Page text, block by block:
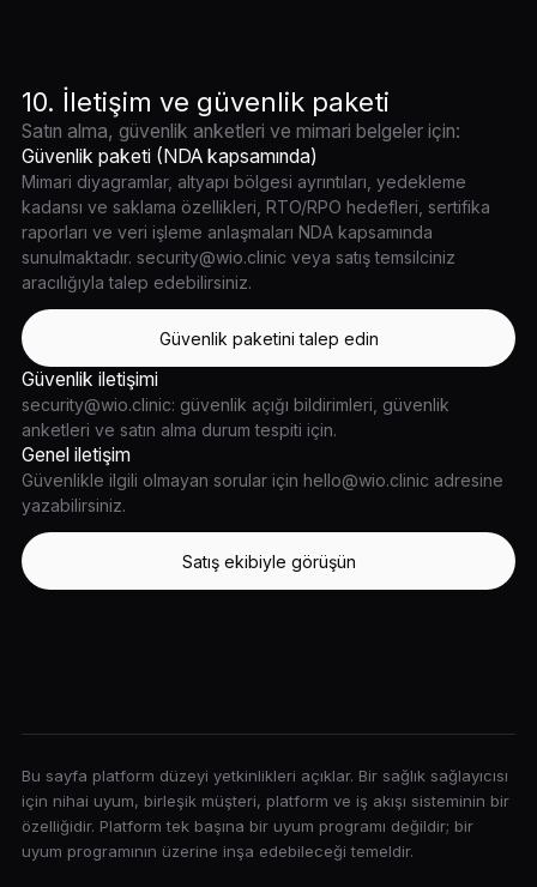
10. İletişim ve güvenlik paketi
Satın alma, güvenlik anketleri ve mimari belgeler için:
Güvenlik paketi (NDA kapsamında)
Mimari diyagramlar, altyapı bölgesi ayrıntıları, yedekleme
kadansı ve saklama özellikleri, RTO/RPO hedefleri, sertifika
raporları ve veri işleme anlaşmaları NDA kapsamında
sunulmaktadır. security@wio.clinic veya satış temsilciniz
aracılığıyla talep edebilirsiniz.
Güvenlik paketini talep edin
Güvenlik iletişimi
security@wio.clinic: güvenlik açığı bildirimleri, güvenlik
anketleri ve satın alma durum tespiti için.
Genel iletişim
Güvenlikle ilgili olmayan sorular için hello@wio.clinic adresine
yazabilirsiniz.
Satış ekibiyle görüşün
Bu sayfa platform düzeyi yetkinlikleri açıklar. Bir sağlık sağlayıcısı
için nihai uyum, birleşik müşteri, platform ve iş akışı sisteminin bir
özelliğidir. Platform tek başına bir uyum programı değildir; bir
uyum programının üzerine inşa edebileceği temeldir.